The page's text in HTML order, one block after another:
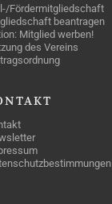
Fördermitgliedschaft
beantragen
Mitglied werben!
des Vereins